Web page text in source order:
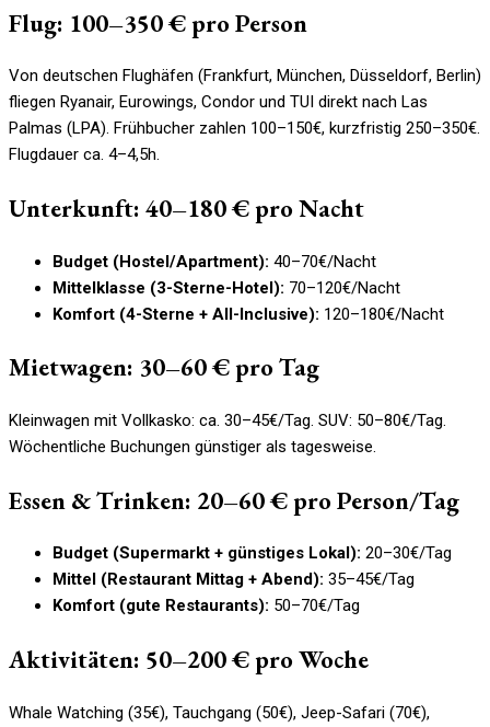
Flug: 100–350 € pro Person
Von deutschen Flughäfen (Frankfurt, München, Düsseldorf, Berlin)
fliegen Ryanair, Eurowings, Condor und TUI direkt nach Las
Palmas (LPA). Frühbucher zahlen 100–150€, kurzfristig 250–350€.
Flugdauer ca. 4–4,5h.
Unterkunft: 40–180 € pro Nacht
Budget (Hostel/Apartment): 40–70€/Nacht
Mittelklasse (3-Sterne-Hotel): 70–120€/Nacht
Komfort (4-Sterne + All-Inclusive): 120–180€/Nacht
Mietwagen: 30–60 € pro Tag
Kleinwagen mit Vollkasko: ca. 30–45€/Tag. SUV: 50–80€/Tag.
Wöchentliche Buchungen günstiger als tagesweise.
Essen & Trinken: 20–60 € pro Person/Tag
Budget (Supermarkt + günstiges Lokal): 20–30€/Tag
Mittel (Restaurant Mittag + Abend): 35–45€/Tag
Komfort (gute Restaurants): 50–70€/Tag
Aktivitäten: 50–200 € pro Woche
Whale Watching (35€), Tauchgang (50€), Jeep-Safari (70€),